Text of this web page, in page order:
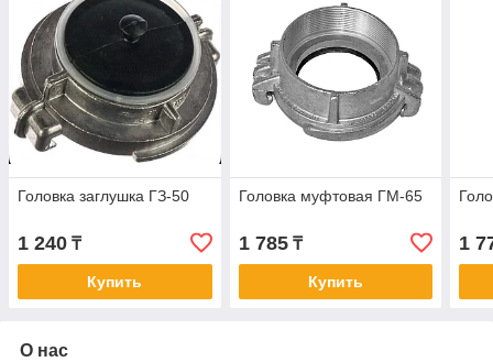
Головка заглушка ГЗ-50
1 240 ₸
Купить
Головка муфтовая ГМ-65
1 785₸
Купить
1
О нас